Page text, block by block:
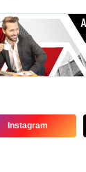
Instagram